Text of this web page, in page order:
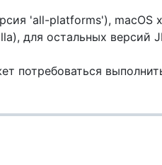
'all-platforms'), macOS
для остальных версий
потребоваться